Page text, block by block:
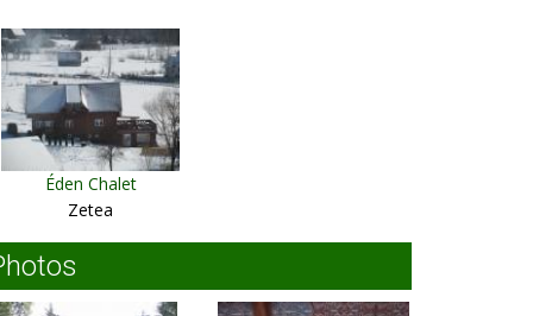
Éden Chalet
Zetea